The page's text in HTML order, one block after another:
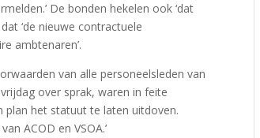
De bonden hekelen ook ‘dat
‘de nieuwe contractuele
ambtenaren’.
van alle personeelsleden van
over sprak, waren in feite
plan het statuut te laten uitdoven.
ACOD en VSOA.’